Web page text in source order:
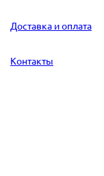
Доставка и оплата
Контакты